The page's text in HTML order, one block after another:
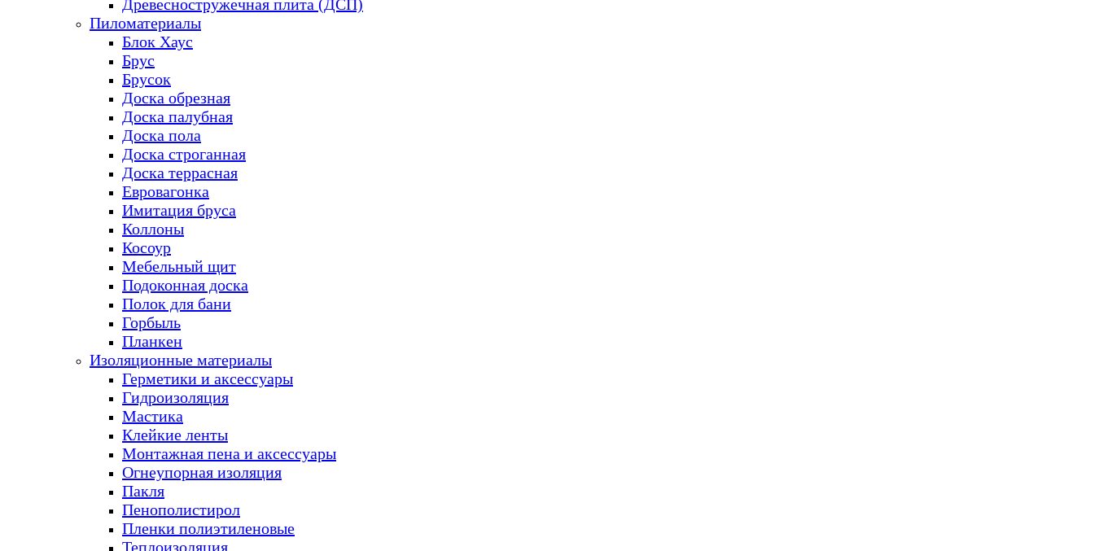
Древесностружечная плита (ДСП)
Пиломатериалы
Блок Хаус
Брус
Брусок
Доска обрезная
Доска палубная
Доска пола
Доска строганная
Доска террасная
Евровагонка
Имитация бруса
Коллоны
Косоур
Мебельный щит
Подоконная доска
Полок для бани
Горбыль
Планкен
Изоляционные материалы
Герметики и аксессуары
Гидроизоляция
Мастика
Клейкие ленты
Монтажная пена и аксессуары
Огнеупорная изоляция
Пакля
Пенополистирол
Пленки полиэтиленовые
Теплоизоляция